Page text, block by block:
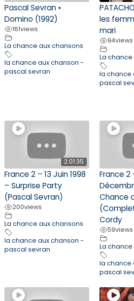
Pascal Sevran •
Domino (1992)
161views
La chance aux chansons
la chance aux chanson -
pascal sevran
les
mari
94views
La
la chance
pascal
2:01:35
France 2 – 13 Juin 1998
– Surprise Party
(Pascal Sevran)
200views
La chance aux chansons
la chance aux chanson -
pascal sevran
France 2
Chance
Cordy
59views
La
la chance
pascal